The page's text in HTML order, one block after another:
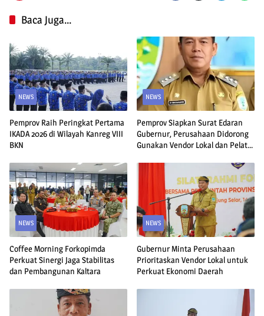
Baca Juga...
NEWS
Pemprov Raih Peringkat Pertama
IKADA 2026 di Wilayah Kanreg VIII
BKN
NEWS
Pemprov Siapkan Surat Edaran
Gubernur, Perusahaan Didorong
Gunakan Vendor Lokal dan Pelat
NEWS
Coffee Morning Forkopimda
Perkuat Sinergi Jaga Stabilitas
dan Pembangunan Kaltara
NEWS
Gubernur Minta Perusahaan
Prioritaskan Vendor Lokal untuk
Perkuat Ekonomi Daerah